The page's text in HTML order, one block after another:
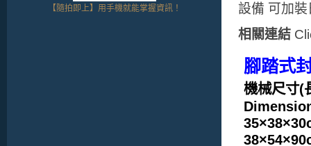
設備 可加
相關連結
腳踏式
機械尺寸(
【隨拍即上】用手機就能掌握資訊！